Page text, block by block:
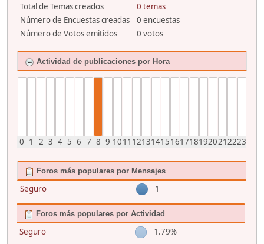
Total de Temas creados
0 temas
Número de Encuestas creadas
0 encuestas
Número de Votos emitidos
0 votos
Actividad de publicaciones por Hora
0 1 2 3 4 5 6 7 8 9 1011 121314151617181920212223
Foros más populares por Mensajes
Seguro 1
Foros más populares por Actividad
Seguro 1.79%